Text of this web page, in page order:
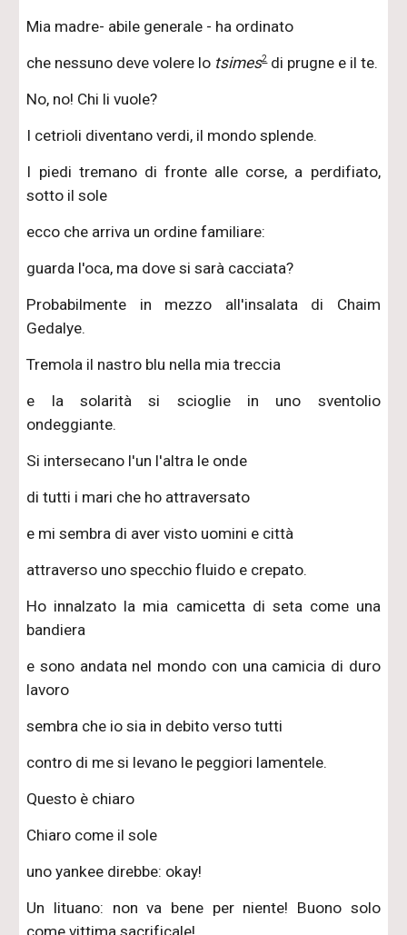
Mia madre- abile generale - ha ordinato
che nessuno deve volere lo tsimes2di prugne e il te.
No, no! Chi li vuole?
I cetrioli diventano verdi, il mondo splende.
I piedi tremano di fronte alle corse, a perdifiato,
sotto il sole
ecco che arriva un ordine familiare:
guarda l'oca, ma dove si sarà cacciata?
Probabilmente in mezzo all'insalata di Chaim
Gedalye.
Tremola il nastro blu nella mia treccia
e la solarità si scioglie in uno sventolio
ondeggiante.
Si intersecano l'un l'altra le onde
di tutti i mari che ho attraversato
e mi sembra di aver visto uomini e città
attraverso uno specchio fluido e crepato.
Ho innalzato la mia camicetta di seta come una
bandiera
e sono andata nel mondo con una camicia di duro
lavoro
sembra che io sia in debito verso tutti
contro di me si levano le peggiori lamentele.
Questo è chiaro
Chiaro come il sole
uno yankee direbbe: okay!
Un lituano: non va bene per niente! Buono solo
come vittima sacrificale!